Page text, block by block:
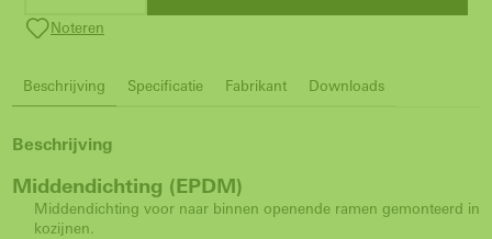
Noteren
Beschrijving Specificatie Fabrikant Downloads
Beschrijving
Middendichting (EPDM)
Middendichting voor naar binnen openende ramen gemonteerd in
kozijnen.